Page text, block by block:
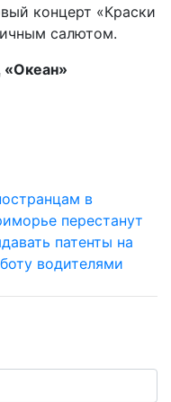
концерт «Краски
салютом.
в
перестанут
патенты на
водителями